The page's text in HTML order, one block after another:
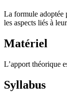
La formule adoptée
les aspects liés à
Matériel
L’apport théorique
Syllabus